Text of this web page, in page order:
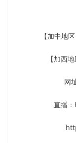
【加中地
【加西
网
直播